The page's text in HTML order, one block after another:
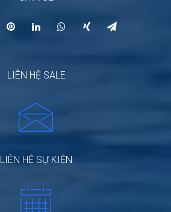
LIÊN HỆ SALE
LIÊN HỆ SỰ KIỆN